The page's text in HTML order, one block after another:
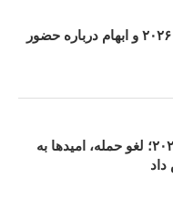
مجتبی خامنه‌ای ۲۰۲۶ و ابهام درباره حضور
ترامپ و ایران ۲۰۲۶؛ لغو حمله، امیدها به
داد